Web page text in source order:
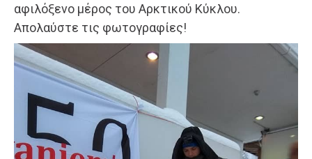
αφιλόξενο μέρος του Αρκτικού Κύκλου.
Απολαύστε τις φωτογραφίες!